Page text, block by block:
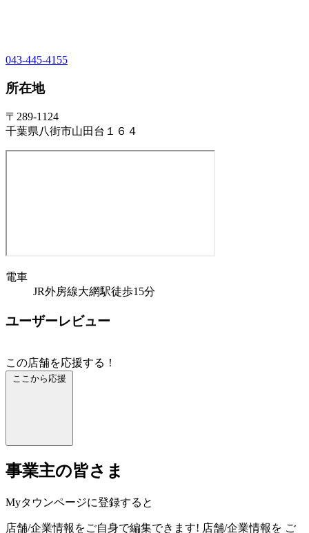
043-445-4155
所在地
〒289-1124
千葉県八街市山田台１６４
電車
JR外房線大網駅徒歩15分
ユーザーレビュー
この店舗を応援する！
ここから応援
事業主の皆さま
Myタウンページに登録すると
店舗/企業情報をご自身で編集できます! 店舗/企業情報を ご